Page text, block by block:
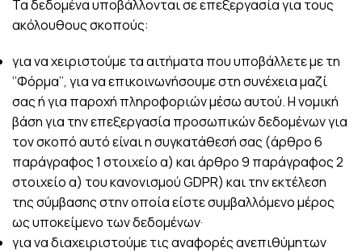
Τα δεδομένα υποβάλλονται σε επεξεργασία για τους
ακόλουθους σκοπούς:
για να χειριστούμε τα αιτήματα που υποβάλλετε με τη
‘’Φόρμα’’, για να επικοινωνήσουμε στη συνέχεια μαζί
σας ή για παροχή πληροφοριών μέσω αυτού. Η νομική
βάση για την επεξεργασία προσωπικών δεδομένων για
τον σκοπό αυτό είναι η συγκατάθεσή σας (άρθρο 6
παράγραφος 1 στοιχείο α) και άρθρο 9 παράγραφος 2
στοιχείο α) του κανονισμού GDPR) και την εκτέλεση
της σύμβασης στην οποία είστε συμβαλλόμενο μέρος
ως υποκείμενο των δεδομένων·
για να διαχειριστούμε τις αναφορές ανεπιθύμητων